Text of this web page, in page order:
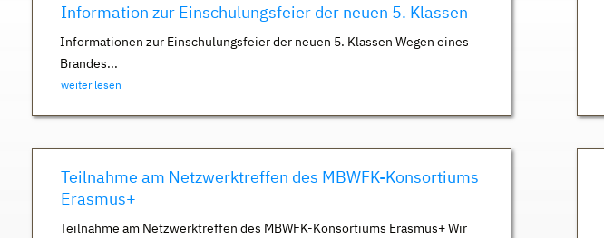
Information zur Einschulungsfeier der neuen 5. Klassen
Informationen zur Einschulungsfeier der neuen 5. Klassen Wegen eines
Brandes...
weiter lesen
Teilnahme am Netzwerktreffen des MBWFK-Konsortiums
Erasmus+
Teilnahme am Netzwerktreffen des MBWFK-Konsortiums Erasmus+ Wir